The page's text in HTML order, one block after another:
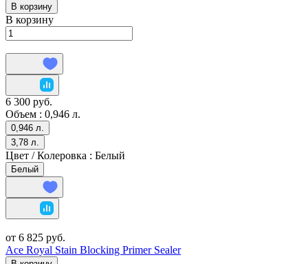
В корзину
В корзину
6 300 руб.
Объем : 0,946 л.
0,946 л.
3,78 л.
Цвет / Колеровка : Белый
Белый
от 6 825 руб.
Ace Royal Stain Blocking Primer Sealer